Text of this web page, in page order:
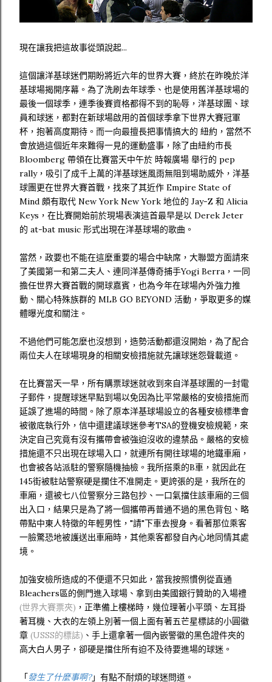
現在讓我把這故事從頭說起...
這個讓洋基球迷們期盼將近六年的世界大賽，終於在昨晚於洋
基球場揭開序幕。為了洗刷去年球季、也是使用舊洋基球場的
最後一個球季，連季後賽資格都得不到的恥辱，洋基球團、球
員和球迷，都對在新球場啟用的首個球季拿下世界大賽冠軍
杯，抱著高度期待。而一向最擅長把事情搞大的 紐約，當然不
會放過這個近年來難得一見的運動盛事，除了由紐約市長
Bloomberg 帶領在比賽當天中午於 時報廣場 舉行的 pep
rally，吸引了成千上萬的洋基球迷風雨無阻到場助威外，洋基
球團更在世界大賽首戰，找來了其近作 Empire State of
Mind 頗有取代 New York New York 地位的 Jay-Z 和 Alicia
Keys，在比賽開始前於現場表演這首最早是以 Derek Jeter
的 at-bat music 形式出現在洋基球場的歌曲。
當然，政要也不能在這麼重要的場合中缺席，大聯盟方面請來
了美國第一和第二夫人、連同洋基傳奇捕手Yogi Berra，一同
擔任世界大賽首戰的開球嘉賓，也為今年在球場內外強力推
動、關心特殊族群的 MLB GO BEYOND 活動，爭取更多的媒
體曝光度和關注。
不過他們可能怎麼也沒想到，造勢活動都還沒開始，為了配合
兩位夫人在球場現身的相關安檢措施就先讓球迷怨聲載道。
在比賽當天一早，所有購票球迷就收到來自洋基球團的一封電
子郵件，提醒球迷早點到場以免因為比平常嚴格的安檢措施而
延誤了進場的時間。除了原本洋基球場設立的各種安檢標準會
被徹底執行外，信中還建議球迷參考TSA的登機安檢規範，來
決定自己究竟有沒有攜帶會被強迫沒收的違禁品。嚴格的安檢
措施還不只出現在球場入口，就連所有開往球場的地鐵車廂，
也會被各站派駐的警察隨機抽檢。我所搭乘的B車，就因此在
145街被駐站警察硬是攔住不准開走。更誇張的是，我所在的
車廂，還被七八位警察分三路包抄、一口氣擋住該車廂的三個
出入口，結果只是為了將一個攜帶再普通不過的黑色背包、略
帶點中東人特徵的年輕男性，"請"下車去搜身。看著那位乘客
一臉驚恐地被護送出車廂時，其他乘客都發自內心地同情其處
境。
加強安檢所造成的不便還不只如此，當我按照慣例從直通
Bleachers區的側門進入球場、拿到由美國銀行贊助的入場禮
(世界大賽票夾) ，正準備上樓梯時，幾位理著小平頭、左耳掛
著耳機、大衣的左領上別著一個上面有著五芒星標誌的小圓徽
章 (USSS的標誌) 、手上還拿著一個內嵌警徽的黑色證件夾的
高大白人男子，卻硬是擋住所有迫不及待要進場的球迷。
「發生了什麼事啊?」有點不耐煩的球迷問道。